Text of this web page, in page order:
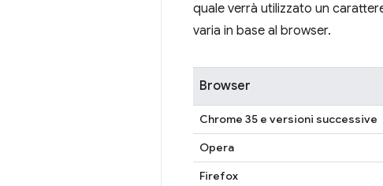
quale verrà utilizzato un
varia in base al browser.
Browser
Chrome 35 e versioni successive
Opera
Firefox